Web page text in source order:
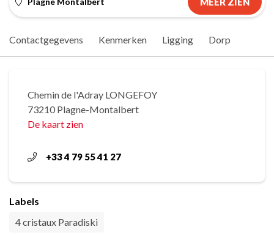
Contactgegevens Kenmerken Ligging Dorp
Chemin de l'Adray LONGEFOY
73210 Plagne-Montalbert
De kaart zien
+33 4 79 55 41 27
Labels
4 cristaux Paradiski